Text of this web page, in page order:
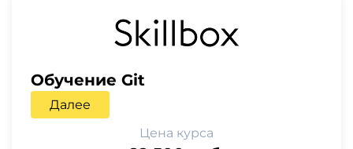
Обучение Git
Далее
Цена курса